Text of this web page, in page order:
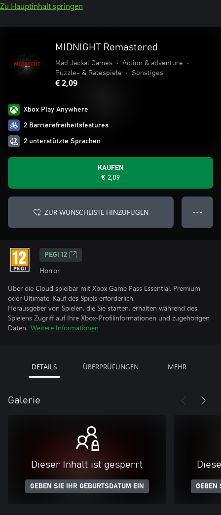
Zu Hauptinhalt springen
MIDNIGHT Remastered
Mad Jackal Games • Action & adventure
•
Puzzle- & Ratespiele
• Sonstiges
€ 2,09
Xbox Play Anywhere
2 Barrierefreiheitsfeatures
2 unterstützte Sprachen
KAUFEN
€ 2,09
ZUR WUNSCHLISTE HINZUFÜGEN ● ● ●
PEGI 12
Horror
Über die Cloud spielbar mit Xbox Game Pass Essential, Premium
oder Ultimate. Kauf des Spiels erforderlich.
Herausgeber von Spielen, die Sie starten, erhalten während des
Spielens Zugriff auf Ihre Xbox-Profilinformationen und zugehörigen
Daten. Weitere Informationen
DETAILS ÜBERPRÜFUNGEN MEHR
Galerie
Dieser Inhalt ist gesperrt
GEBEN SIE IHR GEBURTSDATUM EIN GEBEN